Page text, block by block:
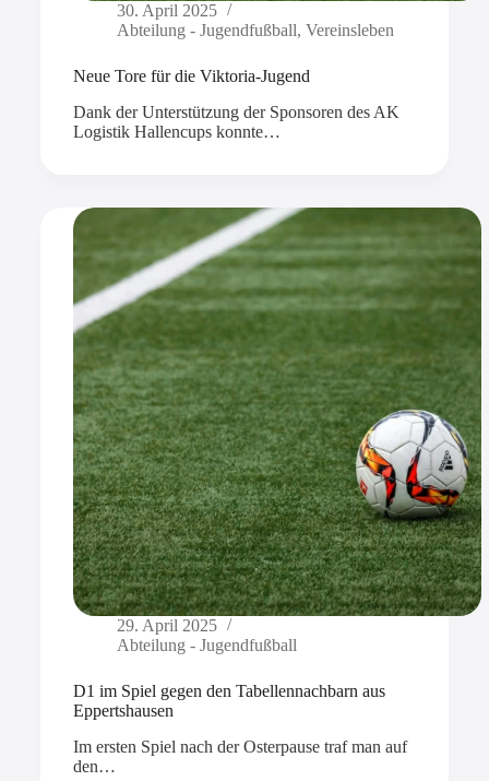
30. April 2025
Abteilung - Jugendfußball, Vereinsleben
Neue Tore für die Viktoria-Jugend
Dank der Unterstützung der Sponsoren des AK
Logistik Hallencups konnte…
29. April 2025
Abteilung - Jugendfußball
D1 im Spiel gegen den Tabellennachbarn aus
Eppertshausen
Im ersten Spiel nach der Osterpause traf man auf
den…